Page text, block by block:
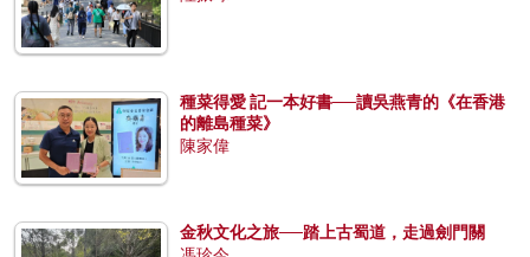
種菜得愛 記一本好書──讀吳燕青的《在香港
的離島種菜》
陳家偉
金秋文化之旅──踏上古蜀道，走過劍門關